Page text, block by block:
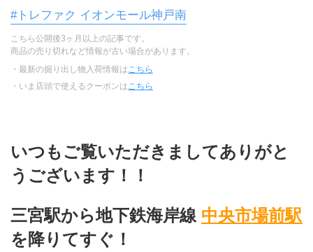
#トレファク イオンモール神戸南
こちら公開後3ヶ月以上の記事です。
商品の売り切れなど情報が古い場合があります。
・最新の掘り出し物入荷情報は こちら
・いま店頭で使えるクーポンは こちら
いつもご覧いただきましてありがと
うございます！！
三宮駅から地下鉄海岸線
を降りてすぐ！